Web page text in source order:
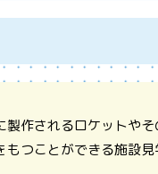
作されるロケットや
つことができる施設見